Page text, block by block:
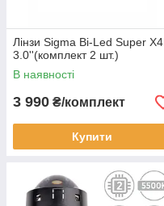
Лінзи Sigma Bi-Led Super X4
3.0''(комплект 2 шт.)
В наявності
3 990 ₴/комплект
Купити